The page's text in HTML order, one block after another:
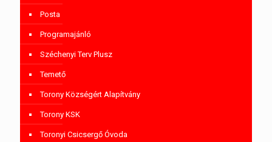
Posta
Programajánló
Széchenyi Terv Plusz
Temető
Torony Községért Alapítvány
Torony KSK
Toronyi Csicsergő Óvoda